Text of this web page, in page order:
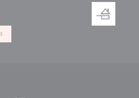
una nuova finestra))
((apre una nuova finestra))